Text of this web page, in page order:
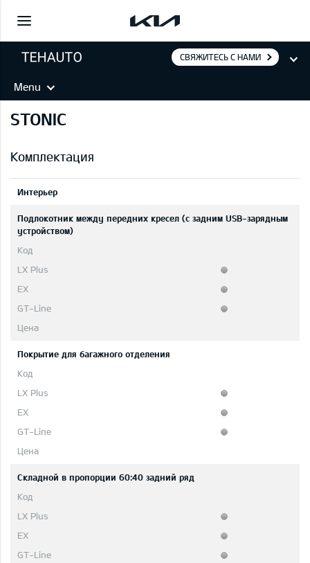
СВЯЖИТЕСЬ С НАМИ
Menu
STONIC
Комплектация
Интерьер
Подлокотник между передних кресел (с задним USB-зарядным
устройством)
Покрытие для багажного отделения
Складной в пропорции 60:40 задний ряд